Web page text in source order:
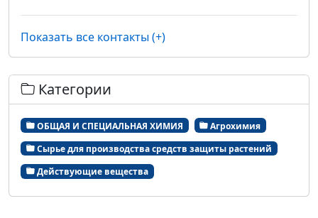
Показать все контакты (+)
Категории
ОБЩАЯ И СПЕЦИАЛЬНАЯ ХИМИЯ
Агрохимия
Сырье для производства средств защиты растений
Действующие вещества